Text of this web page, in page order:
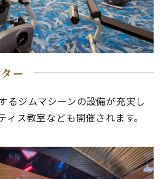
ー
るジムマシーンの設備が充実し
ィス教室なども開催されます。